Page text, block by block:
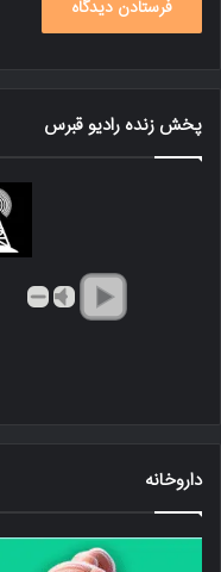
پخش زنده رادیو قبرس
داروخانه